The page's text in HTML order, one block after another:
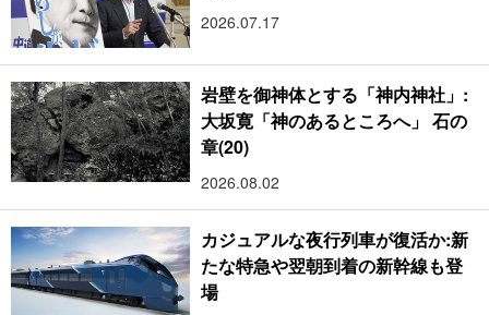
2026.07.17
岩壁を御神体とする「神内神社」:
大坂寛「神のあるところへ」 石の
章(20)
2026.08.02
カジュアルな夜行列車が復活か:新
たな特急や翌朝到着の新幹線も登
場